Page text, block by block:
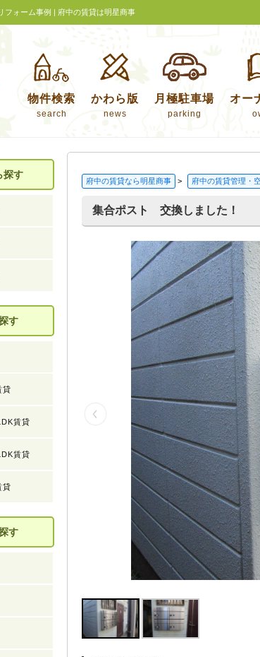
ォーム事例 | 府中の賃貸は明星商事
物件検索
search
かわら版
news
月極駐車場
parking
オー
府中の賃貸なら明星商事 > 府中の賃貸管理・
集合ポスト 交換しました！
探す
す
貸
賃貸
賃貸
貸
す